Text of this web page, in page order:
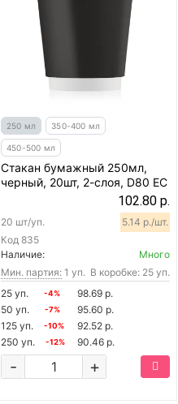
250 мл 350-400 мл
450-500 мл
Стакан бумажный 250мл,
черный, 20шт, 2-слоя, D80 EC
102.80 р.
Код 835
20 шт/уп. 5.14 р./шт.
Наличие:
Много
Мин. партия: 1 уп. В коробке: 25 уп.
25 уп.
-4%
98.69 р.
50 уп.
-7%
95.60 р.
125 уп.
-10%
92.52 р.
250 уп.
-12% 90.46 р.
+
-